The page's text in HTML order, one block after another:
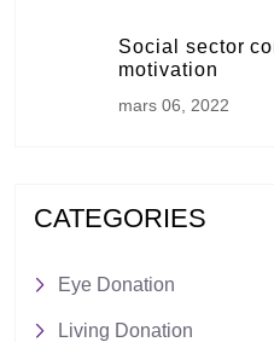
Social sector
motivation
mars 06, 2022
CATEGORIES
Eye Donation
Living Donation